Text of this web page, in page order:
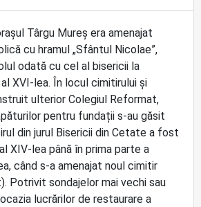
Târgu Mureș era amenajat
cu hramul „Sfântul Nicolae”,
odată cu cel al bisericii la
XVI-lea. În locul cimitirului și
ulterior Colegiul Reformat,
pentru fundații s-au găsit
din jurul Bisericii din Cetate a fost
XIV-lea până în prima parte a
când s-a amenajat noul cimitir
Potrivit sondajelor mai vechi sau
lucrărilor de restaurare a